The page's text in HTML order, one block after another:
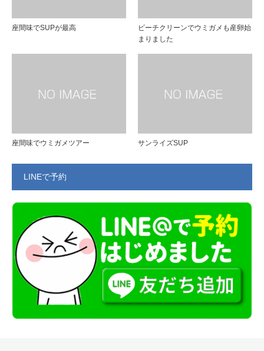
座間味でSUPが最高
ビーチクリーンでウミガメも産卵始
まりました
座間味でウミガメツアー サンライズSUP
LINEで予約